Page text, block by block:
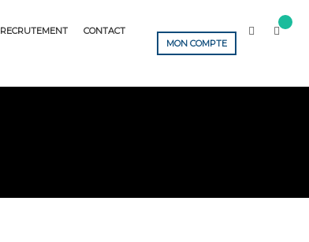
RECRUTEMENT
CONTACT
MON COMPTE